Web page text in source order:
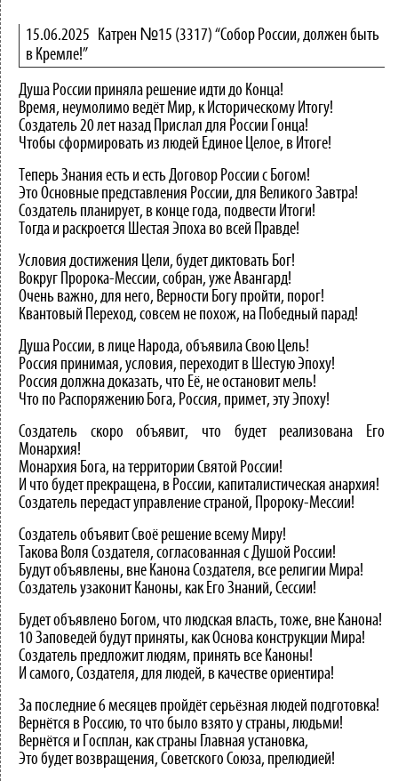
15.06.2025 Катрен №15 (3317) “Собор России, должен быть
в Кремле!”
Душа России приняла решение идти до Конца!
Время, неумолимо ведёт Мир, к Историческому Итогу!
Создатель 20 лет назад Прислал для России Гонца!
Чтобы сформировать из людей Единое Целое, в Итоге!
Теперь Знания есть и есть Договор России с Богом!
Это Основные представления России, для Великого Завтра!
Создатель планирует, в конце года, подвести Итоги!
Тогда и раскроется Шестая Эпоха во всей Правде!
Условия достижения Цели, будет диктовать Бог!
Вокруг Пророка-Мессии, собран, уже Авангард!
Очень важно, для него, Верности Богу пройти, порог!
Квантовый Переход, совсем не похож, на Победный парад!
Душа России, в лице Народа, объявила Свою Цель!
Россия принимая, условия, переходит в Шестую Эпоху!
Россия должна доказать, что Её, не остановит мель!
Что по Распоряжению Бога, Россия, примет, эту Эпоху!
Создатель скоро объявит, что будет реализована Его
Монархия!
Монархия Бога, на территории Святой России!
И что будет прекращена, в России, капиталистическая анархия!
Создатель передаст управление страной, Пророку-Мессии!
Создатель объявит Своё решение всему Миру!
Такова Воля Создателя, согласованная с Душой России!
Будут объявлены, вне Канона Создателя, все религии Мира!
Создатель узаконит Каноны, как Его Знаний, Сессии!
Будет объявлено Богом, что людская власть, тоже, вне Канона!
10 Заповедей будут приняты, как Основа конструкции Мира!
Создатель предложит людям, принять все Каноны!
И самого, Создателя, для людей, в качестве ориентира!
За последние 6 месяцев пройдёт серьёзная людей подготовка!
Вернётся в Россию, то что было взято у страны, людьми!
Вернётся и Госплан, как страны Главная установка,
Это будет возвращения, Советского Союза, прелюдией!